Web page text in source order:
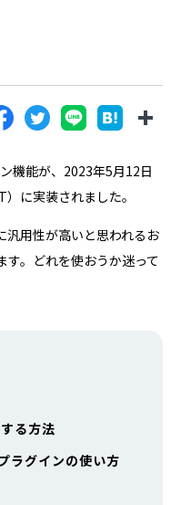
機能が、2023年5月12日
に実装されました。
汎用性が高いと思われるお
。どれを使おうか迷って
る方法
ラグインの使い方